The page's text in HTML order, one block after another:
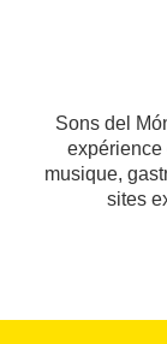
Sons del
expérience
musique,
sites